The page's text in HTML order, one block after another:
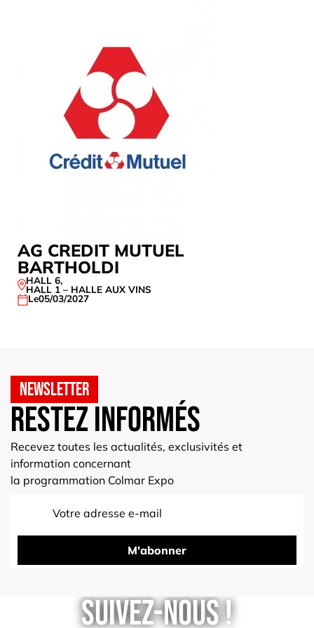
AG CREDIT MUTUEL
BARTHOLDI
HALL 6,
HALL 1 – HALLE AUX VINS
Le05/03/2027
Newsletter
Restez informés
Recevez toutes les actualités, exclusivités et
information concernant
la programmation Colmar Expo
M'abonner
Suivez-nous !